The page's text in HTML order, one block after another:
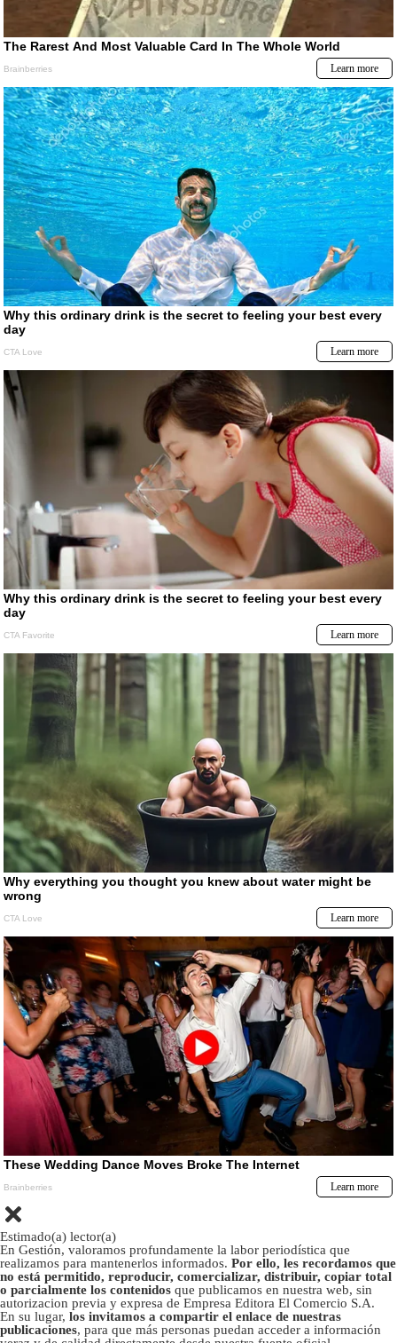
Estimado(a) lector(a)
En Gestión, valoramos profundamente la labor periodística que
realizamos para mantenerlos informados. Por ello, les recordamos que
no está permitido, reproducir, comercializar, distribuir, copiar total
o parcialmente los contenidos que publicamos en nuestra web, sin
autorizacion previa y expresa de Empresa Editora El Comercio S.A.
En su lugar, los invitamos a compartir el enlace de nuestras
publicaciones, para que más personas puedan acceder a información